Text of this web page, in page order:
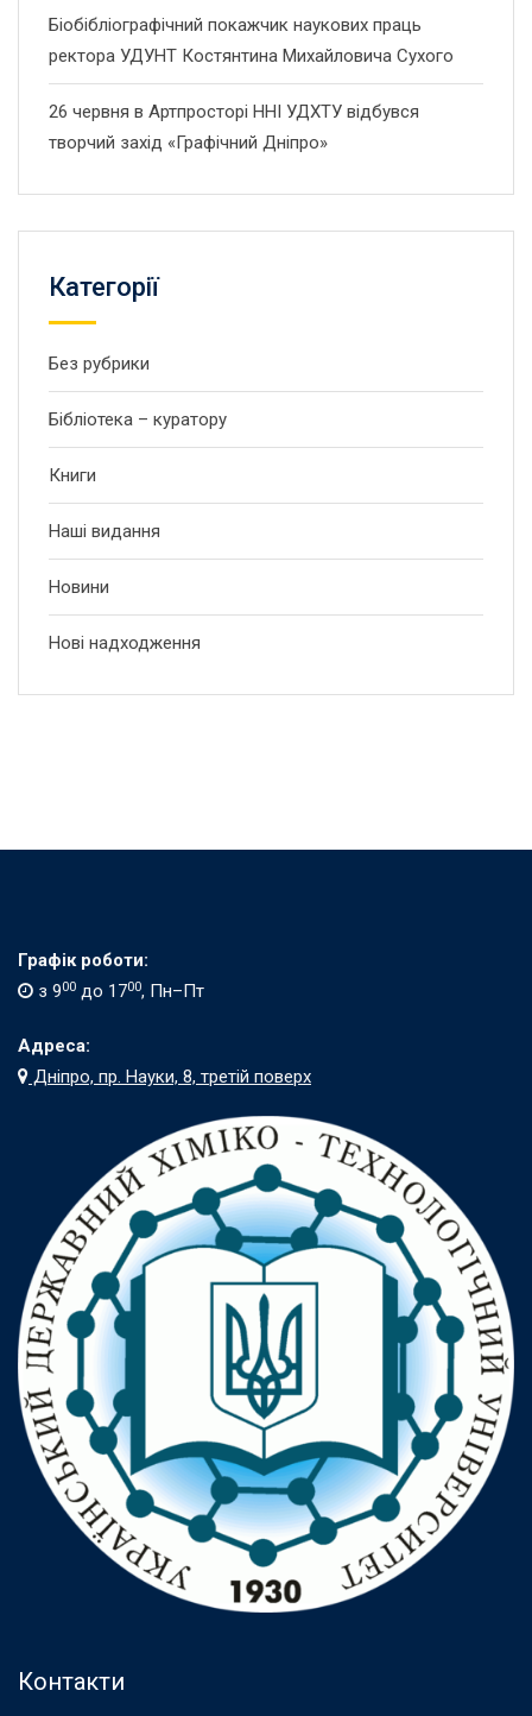
Біобібліографічний покажчик наукових праць
ректора УДУНТ Костянтина Михайловича Сухого
26 червня в Артпросторі ННІ УДХТУ відбувся
творчий захід «Графічний Дніпро»
Категорії
Без рубрики
Бібліотека – куратору
Книги
Наші видання
Новини
Нові надходження
Графік роботи:
з 900 до 1700, Пн–Пт
Адреса:
Дніпро, пр. Науки, 8, третій поверх
Контакти